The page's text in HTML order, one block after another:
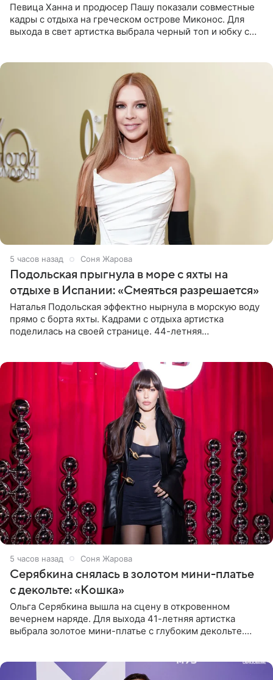
Певица Ханна и продюсер Пашу показали совместные
кадры с отдыха на греческом острове Миконос. Для
выхода в свет артистка выбрала черный топ и юбку с
5 часов назад Соня Жарова
Подольская прыгнула в море с яхты на
отдыхе в Испании: «Смеяться разрешается»
Наталья Подольская эффектно нырнула в морскую воду
прямо с борта яхты. Кадрами с отдыха артистка
поделилась на своей странице. 44-летняя
5 часов назад Соня Жарова
Серябкина снялась в золотом мини-платье
с декольте: «Кошка»
Ольга Серябкина вышла на сцену в откровенном
вечернем наряде. Для выхода 41-летняя артистка
выбрала золотое мини-платье с глубоким декольте.